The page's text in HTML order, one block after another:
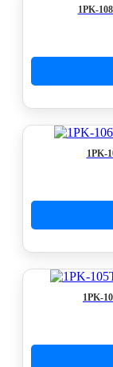
1PK-
1PK-
1PK-